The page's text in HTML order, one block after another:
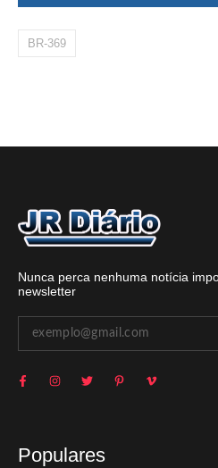
BR-369
Nunca perca nenhuma notícia
newsletter
Populares